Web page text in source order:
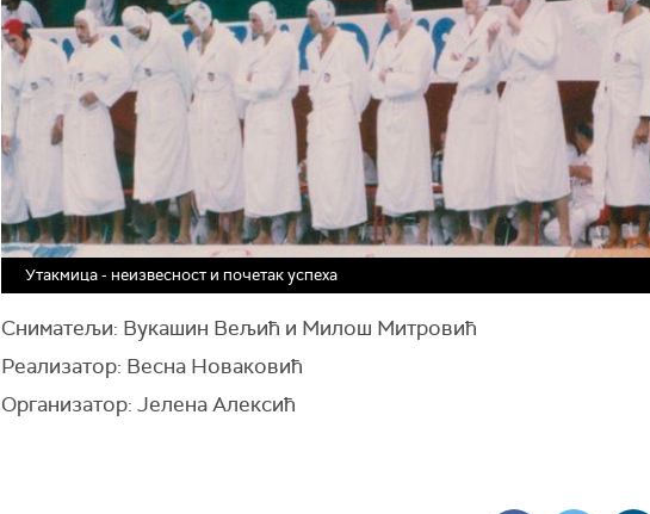
Утакмица - неизвесност и почетак успеха
Сниматељи: Вукашин Вељић и Милош Митровић
Реализатор: Весна Новаковић
Организатор: Јелена Алексић